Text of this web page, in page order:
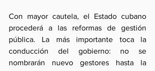
Con mayor cautela, el Estado cubano
procederá a las reformas de gestión
pública. La más importante toca la
conducción del gobierno: no se
nombrarán nuevo gestores hasta la